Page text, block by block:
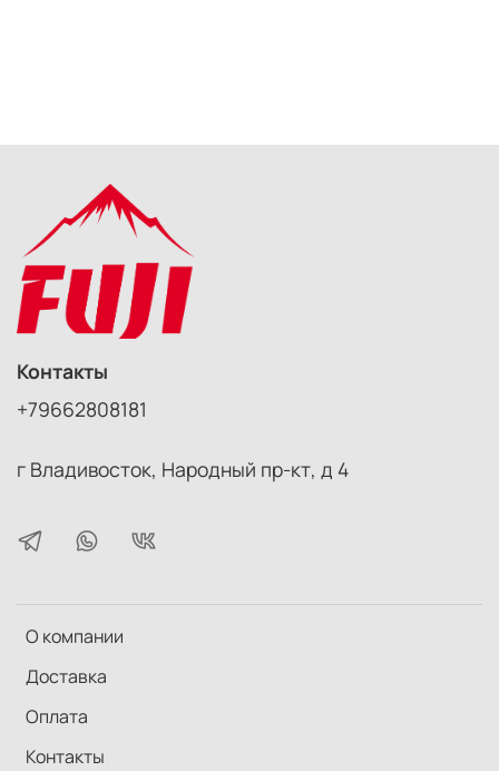
О компании
Доставка
Оплата
Контакты
Контакты
+79662808181
г Владивосток, Народный пр-кт, д 4